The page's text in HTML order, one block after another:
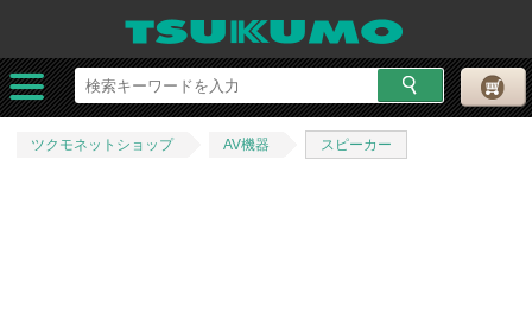
ツクモネットショップ AV機器 スピーカー